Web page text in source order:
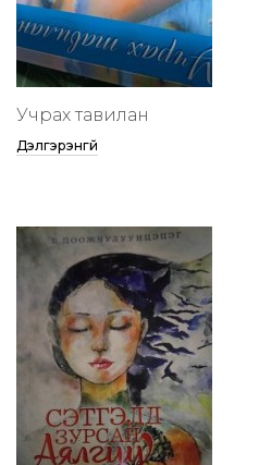
Учрах тавилан
Дэлгэрэнгүй